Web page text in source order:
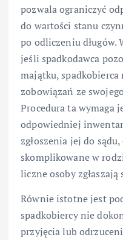
pozwala ograniczyć
do wartości stanu
po odliczeniu długów.
jeśli spadkodawca
majątku, spadkobierca
zobowiązań ze
Procedura ta wymaga
odpowiedniej
zgłoszenia jej do
skomplikowane w
liczne osoby
Równie istotne jest
spadkobiercy nie
przyjęcia lub